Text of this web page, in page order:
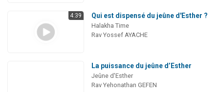
4:39 Qui est dispensé du jeûne d'Esther ?
Halakha Time
Rav Yossef AYACHE
La puissance du jeûne d’Esther
Jeûne d'Esther
Rav Yehonathan GEFEN